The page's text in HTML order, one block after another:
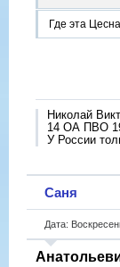
Где эта
Николай
14 ОА ПВО
У России
Саня
Дата: